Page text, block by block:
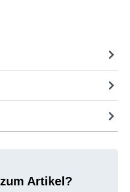
Artikel?